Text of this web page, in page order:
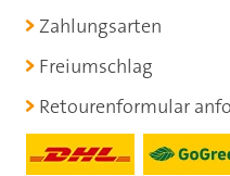
Zahlungsarten
Freiumschlag
Retourenformular